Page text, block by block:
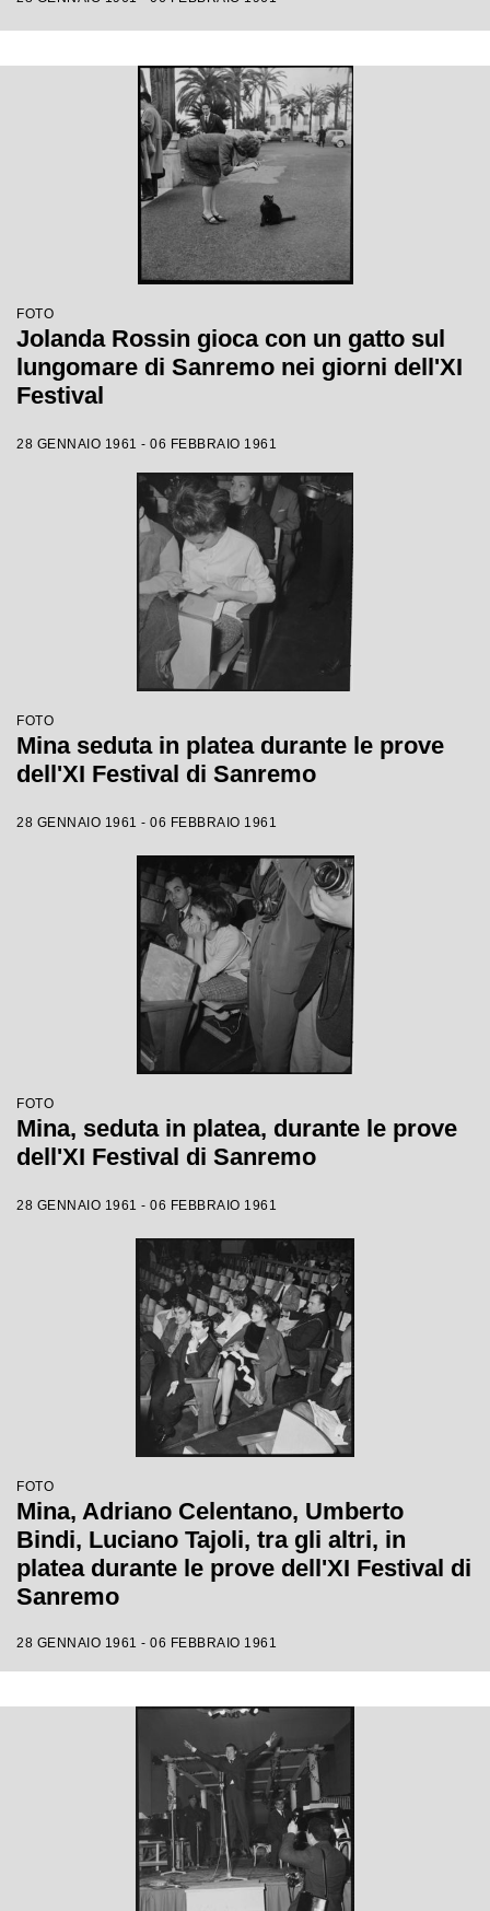
FOTO
Jolanda Rossin gioca con un gatto sul
lungomare di Sanremo nei giorni dell'XI
Festival
28 GENNAIO 1961 - 06 FEBBRAIO 1961
FOTO
Mina seduta in platea durante le prove
dell'XI Festival di Sanremo
28 GENNAIO 1961 - 06 FEBBRAIO 1961
FOTO
Mina, seduta in platea, durante le prove
dell'XI Festival di Sanremo
28 GENNAIO 1961 - 06 FEBBRAIO 1961
FOTO
Mina, Adriano Celentano, Umberto
Bindi, Luciano Tajoli, tra gli altri, in
platea durante le prove dell'XI Festival di
Sanremo
28 GENNAIO 1961 - 06 FEBBRAIO 1961